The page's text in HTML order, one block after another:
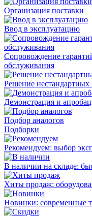
Организация поставки
Ввод в эксплуатацию
Сопровождение
обслуживания
Решение нестандартных
Демонстрация и
Подбор аналогов
Подборки
Рекомендуем: выбор
В наличии на складе:
Хиты продаж:
Новинки: современные